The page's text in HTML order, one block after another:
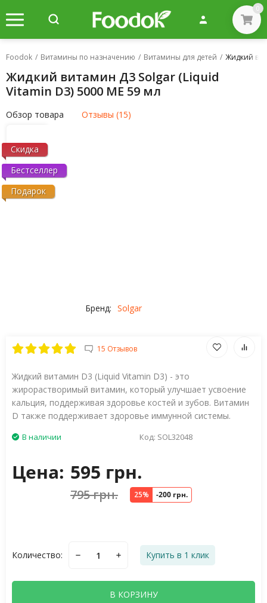
0
Foodok / Витамины по назначению / Витамины для детей / Жидкий
Жидкий витамин Д3 Solgar (Liquid
Vitamin D3) 5000 МЕ 59 мл
Обзор товара Отзывы (15)
Скидка
Бестселлер
Подарок
Бренд: Solgar
15 Отзывов
Жидкий витамин D3 (Liquid Vitamin D3) - это
жирорастворимый витамин, который улучшает усвоение
кальция, поддерживая здоровье костей и зубов. Витамин
D также поддерживает здоровье иммунной системы.
В наличии Код: SOL32048
Цена: 595 грн.
795 грн. 25% -200 грн.
Количество: Купить в 1 клик
В КОРЗИНУ